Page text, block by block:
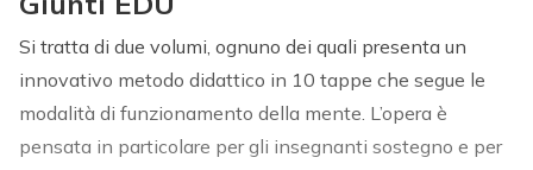
Si tratta di due volumi, ognuno dei quali presenta un
innovativo metodo didattico in 10 tappe che segue le
modalità di funzionamento della mente. L’opera è
pensata in particolare per gli insegnanti sostegno e per